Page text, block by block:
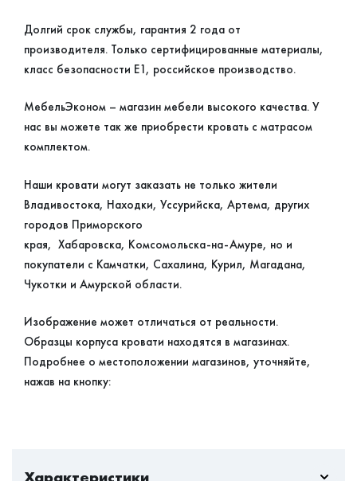
Долгий срок службы, гарантия 2 года от
производителя. Только сертифицированные материалы,
класс безопасности Е1, российское производство.
МебельЭконом – магазин мебели высокого качества. У
нас вы можете так же приобрести кровать с матрасом
комплектом.
Наши кровати могут заказать не только жители
Владивостока, Находки, Уссурийска, Артема, других
городов Приморского
края, Хабаровска, Комсомольска-на-Амуре, но и
покупатели с Камчатки, Сахалина, Курил, Магадана,
Чукотки и Амурской области.
Изображение может отличаться от реальности.
Образцы корпуса кровати находятся в магазинах.
Подробнее о местоположении магазинов, уточняйте,
нажав на кнопку:
Характеристики